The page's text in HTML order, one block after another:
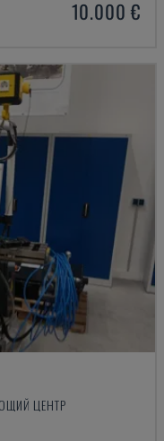
10.000 €
ЦЕНТР